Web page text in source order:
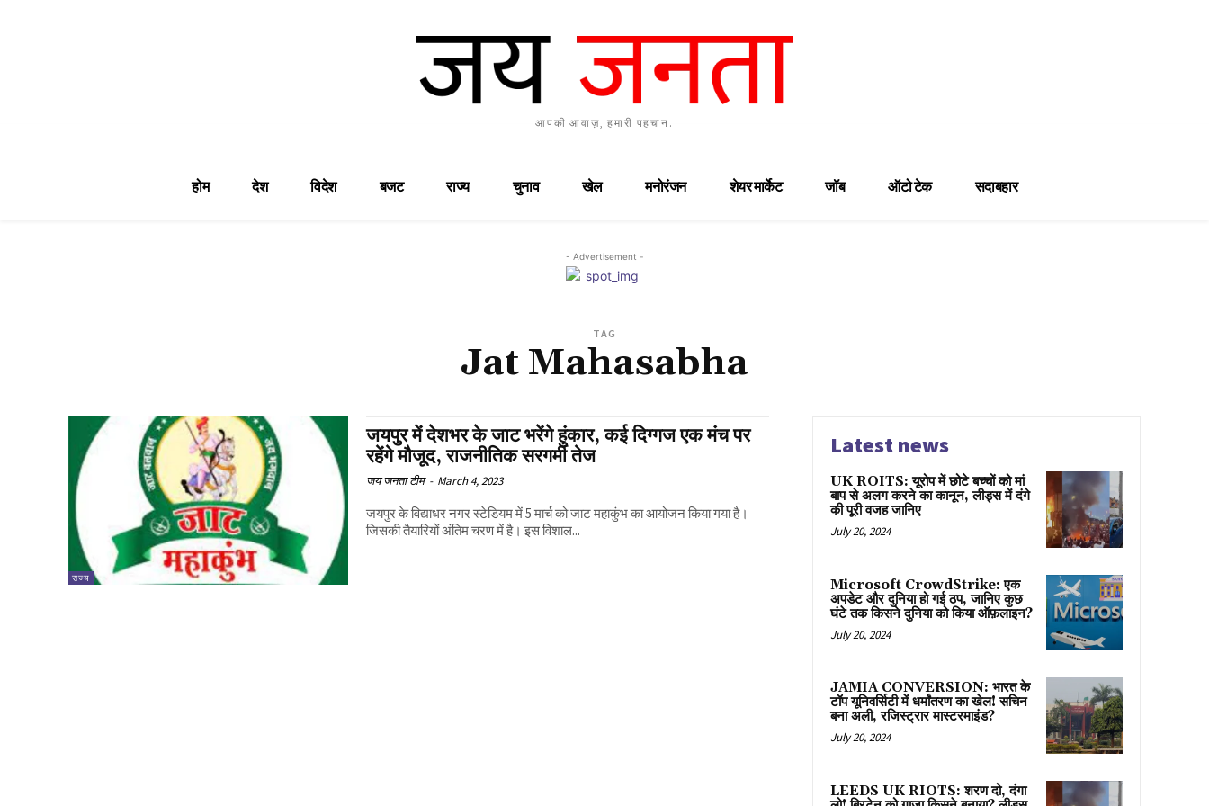
आपकी आवाज़, हमारी पहचान.
होम देश विदेश बजट राज्य चुनाव खेल मनोरंजन शेयर मार्केट जॉब ऑटो टेक सदाबहार
- Advertisement -
TAG
Jat Mahasabha
राज्य
जयपुर में देशभर के जाट भरेंगे हुंकार, कई दिग्गज एक मंच पर
रहेंगे मौजूद, राजनीतिक सरगर्मी तेज
जय जनता टीम - March 4, 2023
जयपुर के विद्याधर नगर स्टेडियम में 5 मार्च को जाट महाकुंभ का आयोजन किया गया है।
जिसकी तैयारियों अंतिम चरण में है। इस विशाल...
Latest news
UK ROITS: यूरोप में छोटे बच्चों को मां
बाप से अलग करने का कानून, लीड्स में दंगे
की पूरी वजह जानिए
July 20, 2024
Microsoft CrowdStrike: एक
अपडेट और दुनिया हो गई ठप, जानिए कुछ
घंटे तक किसने दुनिया को किया ऑफ़लाइन?
July 20, 2024
JAMIA CONVERSION: भारत के
टॉप यूनिवर्सिटी में धर्मांतरण का खेल! सचिन
बना अली, रजिस्ट्रार मास्टरमाइंड?
July 20, 2024
LEEDS UK RIOTS: शरण दो, दंगा